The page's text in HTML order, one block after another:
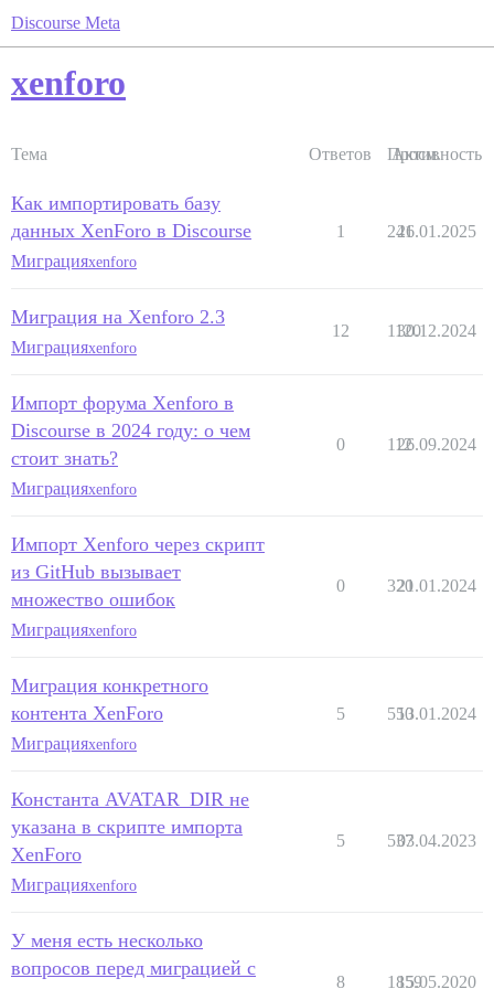
Discourse Meta
xenforo
Тема Ответов Просм.
Активность
Как импортировать базу
данных XenForo в Discourse
Миграцияxenforo
1 241
26.01.2025
Миграция на Xenforo 2.3
Миграцияxenforo
12 1120
30.12.2024
Импорт форума Xenforo в
Discourse в 2024 году: о чем
стоит знать?
Миграцияxenforo
0 112
26.09.2024
Импорт Xenforo через скрипт
из GitHub вызывает
множество ошибок
Миграцияxenforo
0 320
21.01.2024
Миграция конкретного
контента XenForo
Миграцияxenforo
5 550
13.01.2024
Константа AVATAR_DIR не
указана в скрипте импорта
XenForo
Миграцияxenforo
5 537
03.04.2023
У меня есть несколько
вопросов перед миграцией с
8 1859
15.05.2020